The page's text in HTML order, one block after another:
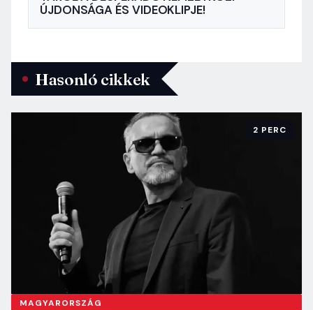
ÚJDONSÁGA ÉS VIDEOKLIPJE!
Hasonló cikkek
MAGYARORSZÁG
2 PERC